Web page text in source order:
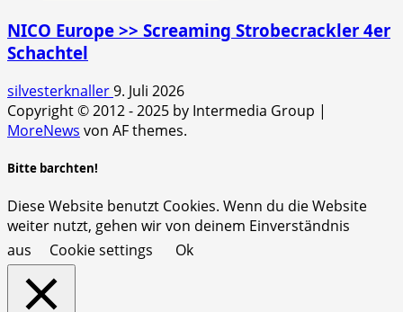
NICO Europe >> Screaming Strobecrackler 4er
Schachtel
silvesterknaller9. Juli 2026
Copyright © 2012 - 2025 by Intermedia Group |
MoreNews von AF themes.
Bitte barchten!
Diese Website benutzt Cookies. Wenn du die Website
weiter nutzt, gehen wir von deinem Einverständnis
aus
Cookie settings Ok